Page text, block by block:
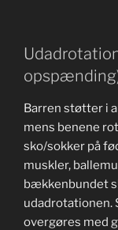
Barren støtter i
mens benene
sko/sokker på
muskler,
bækkenbundet
udadrotationen.
overgøres med